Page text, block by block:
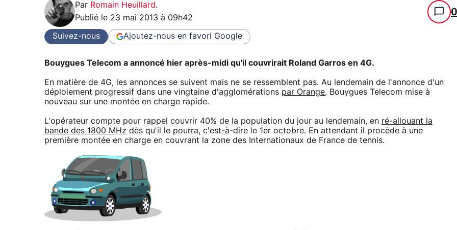
Par Romain Heuillard.
Publié le 23 mai 2013 à 09h42 0
Suivez-nous Ajoutez-nous en favori Google
Bouygues Telecom a annoncé hier après-midi qu'il couvrirait Roland Garros en 4G.
En matière de 4G, les annonces se suivent mais ne se ressemblent pas. Au lendemain de l'annonce d'un
déploiement progressif dans une vingtaine d'agglomérations par Orange, Bouygues Telecom mise à
nouveau sur une montée en charge rapide.
L'opérateur compte pour rappel couvrir 40% de la population du jour au lendemain, en ré-allouant la
bande des 1800 MHz dès qu'il le pourra, c'est-à-dire le 1er octobre. En attendant il procède à une
première montée en charge en couvrant la zone des Internationaux de France de tennis.